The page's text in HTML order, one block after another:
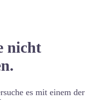
nicht
es mit einem der